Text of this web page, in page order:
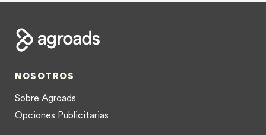
NOSOTROS
Sobre Agroads
Opciones Publicitarias